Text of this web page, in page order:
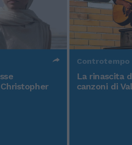
Controtempo
La rinascita
canzoni di